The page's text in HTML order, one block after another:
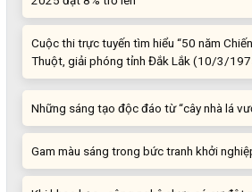
Cuộc thi trực tuyến tìm hiểu “50 năm
Thuột, giải phóng tỉnh Đắk Lắk (10/3/
Những sáng tạo độc đáo từ “cây nhà lá
Gam màu sáng trong bức tranh khởi
Khi khoa học - công nghệ chưa có sự đột